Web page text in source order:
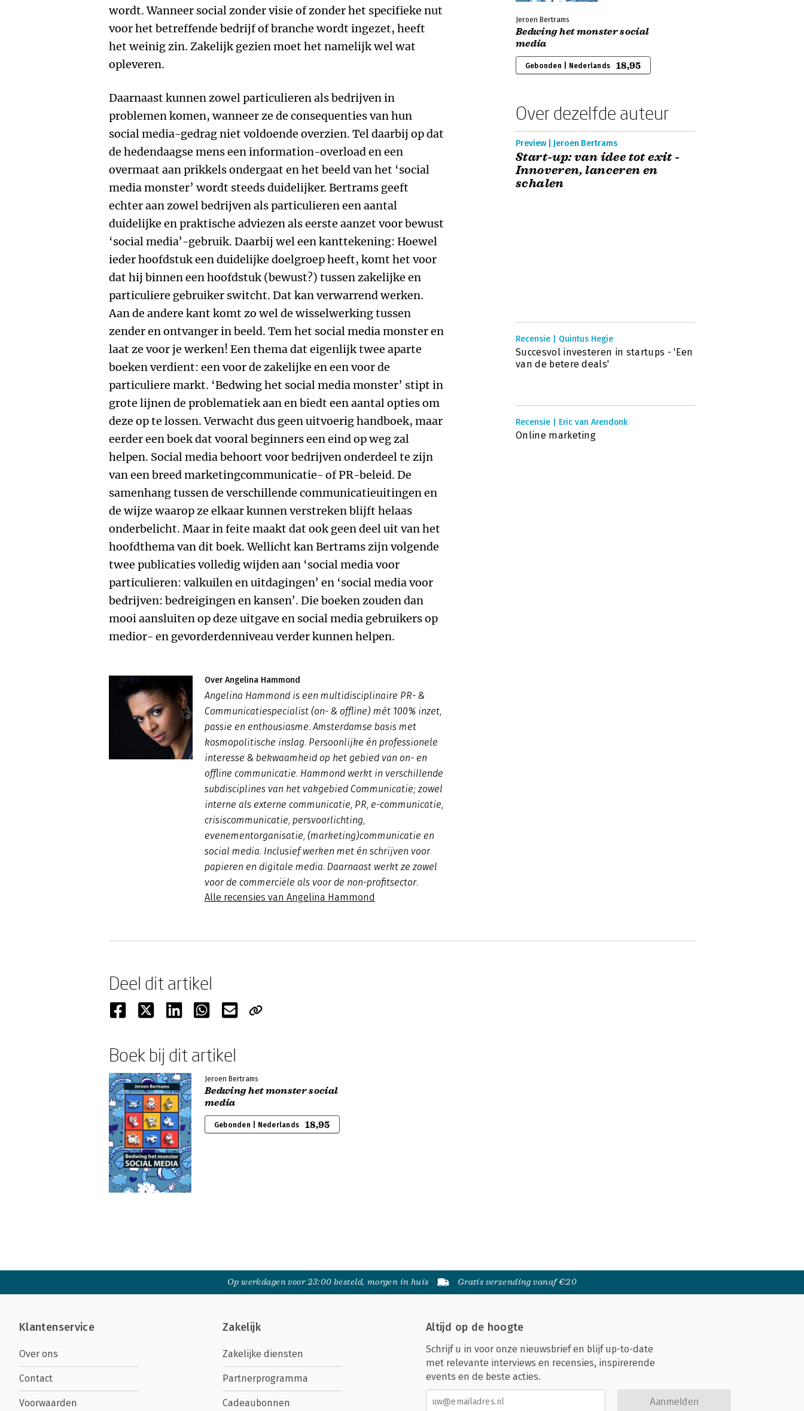
wordt. Wanneer social zonder visie of zonder het specifieke nut
voor het betreffende bedrijf of branche wordt ingezet, heeft
het weinig zin. Zakelijk gezien moet het namelijk wel wat
opleveren.
Daarnaast kunnen zowel particulieren als bedrijven in
problemen komen, wanneer ze de consequenties van hun
social media-gedrag niet voldoende overzien. Tel daarbij op dat
de hedendaagse mens een information-overload en een
overmaat aan prikkels ondergaat en het beeld van het ‘social
media monster’ wordt steeds duidelijker. Bertrams geeft
echter aan zowel bedrijven als particulieren een aantal
duidelijke en praktische adviezen als eerste aanzet voor bewust
‘social media’-gebruik. Daarbij wel een kanttekening: Hoewel
ieder hoofdstuk een duidelijke doelgroep heeft, komt het voor
dat hij binnen een hoofdstuk (bewust?) tussen zakelijke en
particuliere gebruiker switcht. Dat kan verwarrend werken.
Aan de andere kant komt zo wel de wisselwerking tussen
zender en ontvanger in beeld. Tem het social media monster en
laat ze voor je werken! Een thema dat eigenlijk twee aparte
boeken verdient: een voor de zakelijke en een voor de
particuliere markt. ‘Bedwing het social media monster’ stipt in
grote lijnen de problematiek aan en biedt een aantal opties om
deze op te lossen. Verwacht dus geen uitvoerig handboek, maar
eerder een boek dat vooral beginners een eind op weg zal
helpen. Social media behoort voor bedrijven onderdeel te zijn
van een breed marketingcommunicatie- of PR-beleid. De
samenhang tussen de verschillende communicatieuitingen en
de wijze waarop ze elkaar kunnen verstreken blijft helaas
onderbelicht. Maar in feite maakt dat ook geen deel uit van het
hoofdthema van dit boek. Wellicht kan Bertrams zijn volgende
twee publicaties volledig wijden aan ‘social media voor
particulieren: valkuilen en uitdagingen’ en ‘social media voor
bedrijven: bedreigingen en kansen’. Die boeken zouden dan
mooi aansluiten op deze uitgave en social media gebruikers op
medior- en gevorderdenniveau verder kunnen helpen.
Over Angelina Hammond
Angelina Hammond is een multidisciplinaire PR- &
Communicatiespecialist (on- & offline) mét 100% inzet,
passie en enthousiasme. Amsterdamse basis met
kosmopolitische inslag. Persoonlijke én professionele
interesse & bekwaamheid op het gebied van on- en
offline communicatie. Hammond werkt in verschillende
subdisciplines van het vakgebied Communicatie; zowel
interne als externe communicatie, PR, e-communicatie,
crisiscommunicatie, persvoorlichting,
evenementorganisatie, (marketing)communicatie en
social media. Inclusief werken met én schrijven voor
papieren en digitale media. Daarnaast werkt ze zowel
voor de commerciële als voor de non-profitsector.
Alle recensies van Angelina Hammond
Jeroen Bertrams
Bedwing het monster social
media
Gebonden | Nederlands 18,95
Over dezelfde auteur
Preview | Jeroen Bertrams
Start-up: van idee tot exit -
Innoveren, lanceren en
schalen
Recensie | Quintus Hegie
Succesvol investeren in startups - 'Een
van de betere deals'
Recensie | Eric van Arendonk
Online marketing
Deel dit artikel
Boek bij dit artikel
Jeroen Bertrams
Bedwing het monster social
media
Gebonden | Nederlands 18,95
Op werkdagen voor 23:00 besteld, morgen in huis Gratis verzending vanaf €20
Klantenservice
Over ons
Contact
Voorwaarden
Zakelijk
Zakelijke diensten
Partnerprogramma
Cadeaubonnen
Altijd op de hoogte
Schrijf u in voor onze nieuwsbrief en blijf up-to-date
met relevante interviews en recensies, inspirerende
events en de beste acties.
Aanmelden